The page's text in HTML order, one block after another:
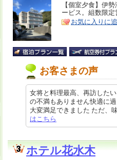
リ
ア
特
徴
【個室夕食】伊
ービス。組数限定
お気に入りに
お客さまの声
女将と料理最高、再訪した
の不満もありません快適に
大変満足できました ただ
はこちら
ホテル花水木